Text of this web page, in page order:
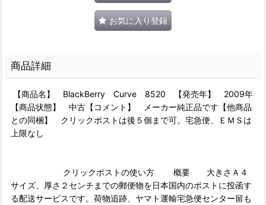
お気に入り登録
商品詳細
【商品名】 BlackBerry Curve 8520 【発売年】 2009年
【商品状態】 中古【コメント】 メーカー純正品です【他商品
との同梱】 クリックポストは後５個まで可。宅急便、ＥＭＳは
上限なし
クリックポストの使い方 概要 大きさＡ４
サイズ、厚さ２センチまでの郵便物を日本国内のポストに投函す
る配送サービスです。荷物追跡、ヤマト運輸宅急便センター留も